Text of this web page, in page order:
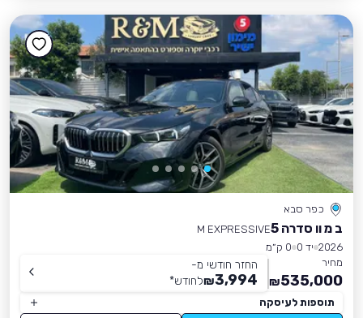
כפר סבא
ב מ וו סדרה 5
M EXPRESSIVE
2026 יד 0
0 ק״מ
מחיר
535,000
₪
החזר חודשי מ-
3,994
₪לחודש*
תוספות לעיסקה